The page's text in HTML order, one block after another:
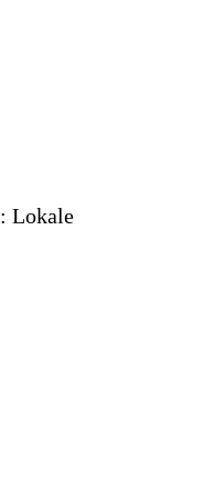
Lokale